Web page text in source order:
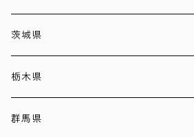
茨城県
栃木県
群馬県